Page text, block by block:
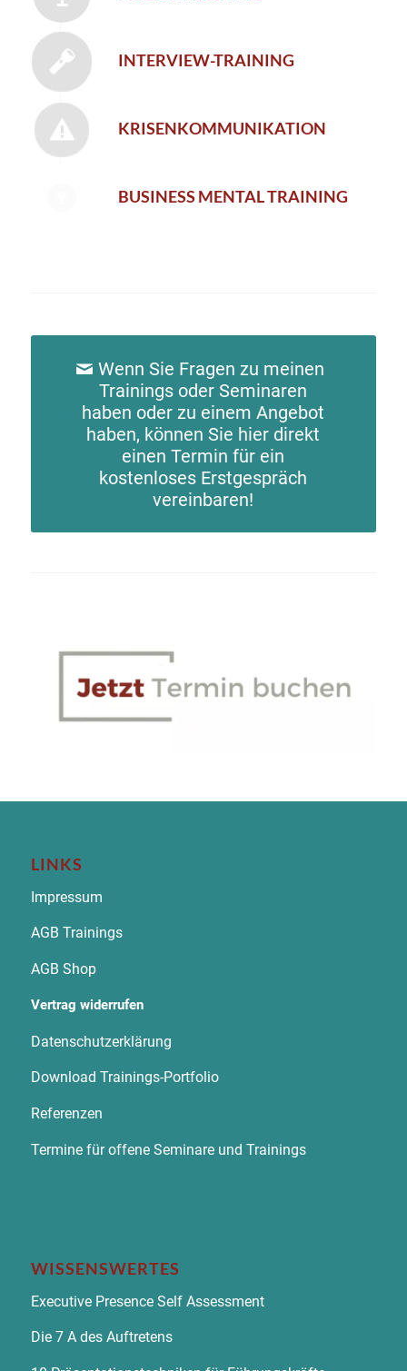
INTERVIEW-TRAINING
KRISENKOMMUNIKATION
BUSINESS MENTAL TRAINING
Wenn Sie Fragen zu meinen
Trainings oder Seminaren
haben oder zu einem Angebot
haben, können Sie hier direkt
einen Termin für ein
kostenloses Erstgespräch
vereinbaren!
LINKS
Impressum
AGB Trainings
AGB Shop
Vertrag widerrufen
Datenschutzerklärung
Download Trainings-Portfolio
Referenzen
Termine für offene Seminare und Trainings
WISSENSWERTES
Executive Presence Self Assessment
Die 7 A des Auftretens